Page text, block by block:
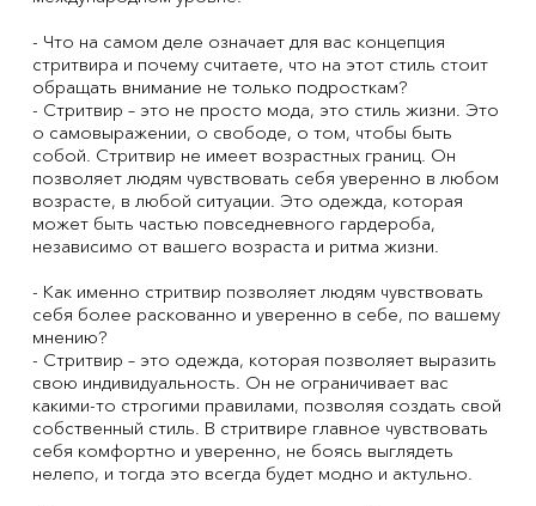
- Что на самом деле означает для вас концепция
стритвира и почему считаете, что на этот стиль стоит
обращать внимание не только подросткам?
- Стритвир – это не просто мода, это стиль жизни. Это
о самовыражении, о свободе, о том, чтобы быть
собой. Стритвир не имеет возрастных границ. Он
позволяет людям чувствовать себя уверенно в любом
возрасте, в любой ситуации. Это одежда, которая
может быть частью повседневного гардероба,
независимо от вашего возраста и ритма жизни.
- Как именно стритвир позволяет людям чувствовать
себя более раскованно и уверенно в себе, по вашему
мнению?
- Стритвир – это одежда, которая позволяет выразить
свою индивидуальность. Он не ограничивает вас
какими-то строгими правилами, позволяя создать свой
собственный стиль. В стритвире главное чувствовать
себя комфортно и уверенно, не боясь выглядеть
нелепо, и тогда это всегда будет модно и актульно.